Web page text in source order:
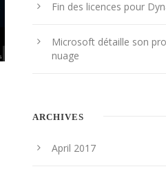
Fin des licences pour
Microsoft détaille son
nuage
ARCHIVES
April 2017